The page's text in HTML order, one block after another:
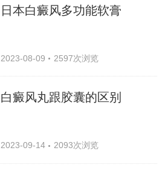
日本白癜风多功能软膏
2023-08-09 2597次浏览
白癜风丸跟胶囊的区别
2023-09-14 2093次浏览